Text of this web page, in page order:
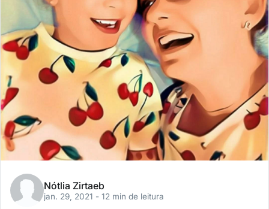
Nótlia Zirtaeb
jan. 29, 2021 - 12 min de leitura